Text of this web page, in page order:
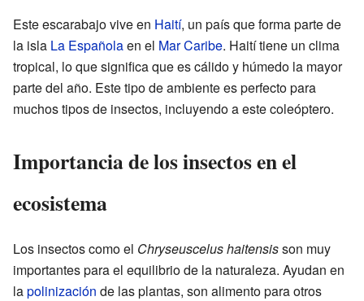
Este escarabajo vive en Haití, un país que forma parte de
la isla La Españolaen el Mar Caribe. Haití tiene un clima
tropical, lo que significa que es cálido y húmedo la mayor
parte del año. Este tipo de ambiente es perfecto para
muchos tipos de insectos, incluyendo a este coleóptero.
Importancia de los insectos en el
ecosistema
Los insectos como el Chryseuscelus haitensisson muy
importantes para el equilibrio de la naturaleza. Ayudan en
lapolinización de las plantas, son alimento para otros